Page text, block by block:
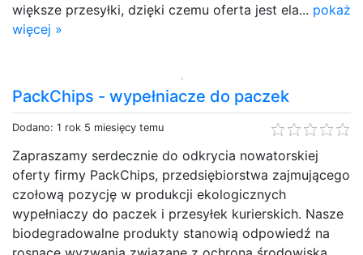
większe przesyłki, dzięki czemu oferta jest ela... pokaż
więcej »
PackChips - wypełniacze do paczek
Dodano: 1 rok 5 miesięcy temu
Zapraszamy serdecznie do odkrycia nowatorskiej
oferty firmy PackChips, przedsiębiorstwa zajmującego
czołową pozycję w produkcji ekologicznych
wypełniaczy do paczek i przesyłek kurierskich. Nasze
biodegradowalne produkty stanowią odpowiedź na